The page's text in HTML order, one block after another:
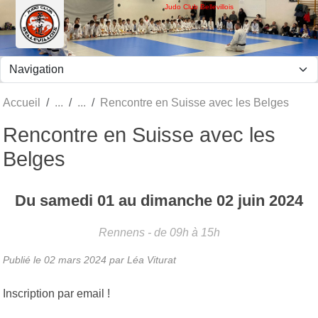
Judo Club Bellevillois
Accueil Rencontre en Suisse avec les Belges
Rencontre en Suisse avec les
Belges
Du samedi 01 au dimanche 02 juin 2024
Rennens - de 09h à 15h
Publié le 02 mars 2024 par Léa Viturat
Inscription par email !
Panneau de gestion des cookies